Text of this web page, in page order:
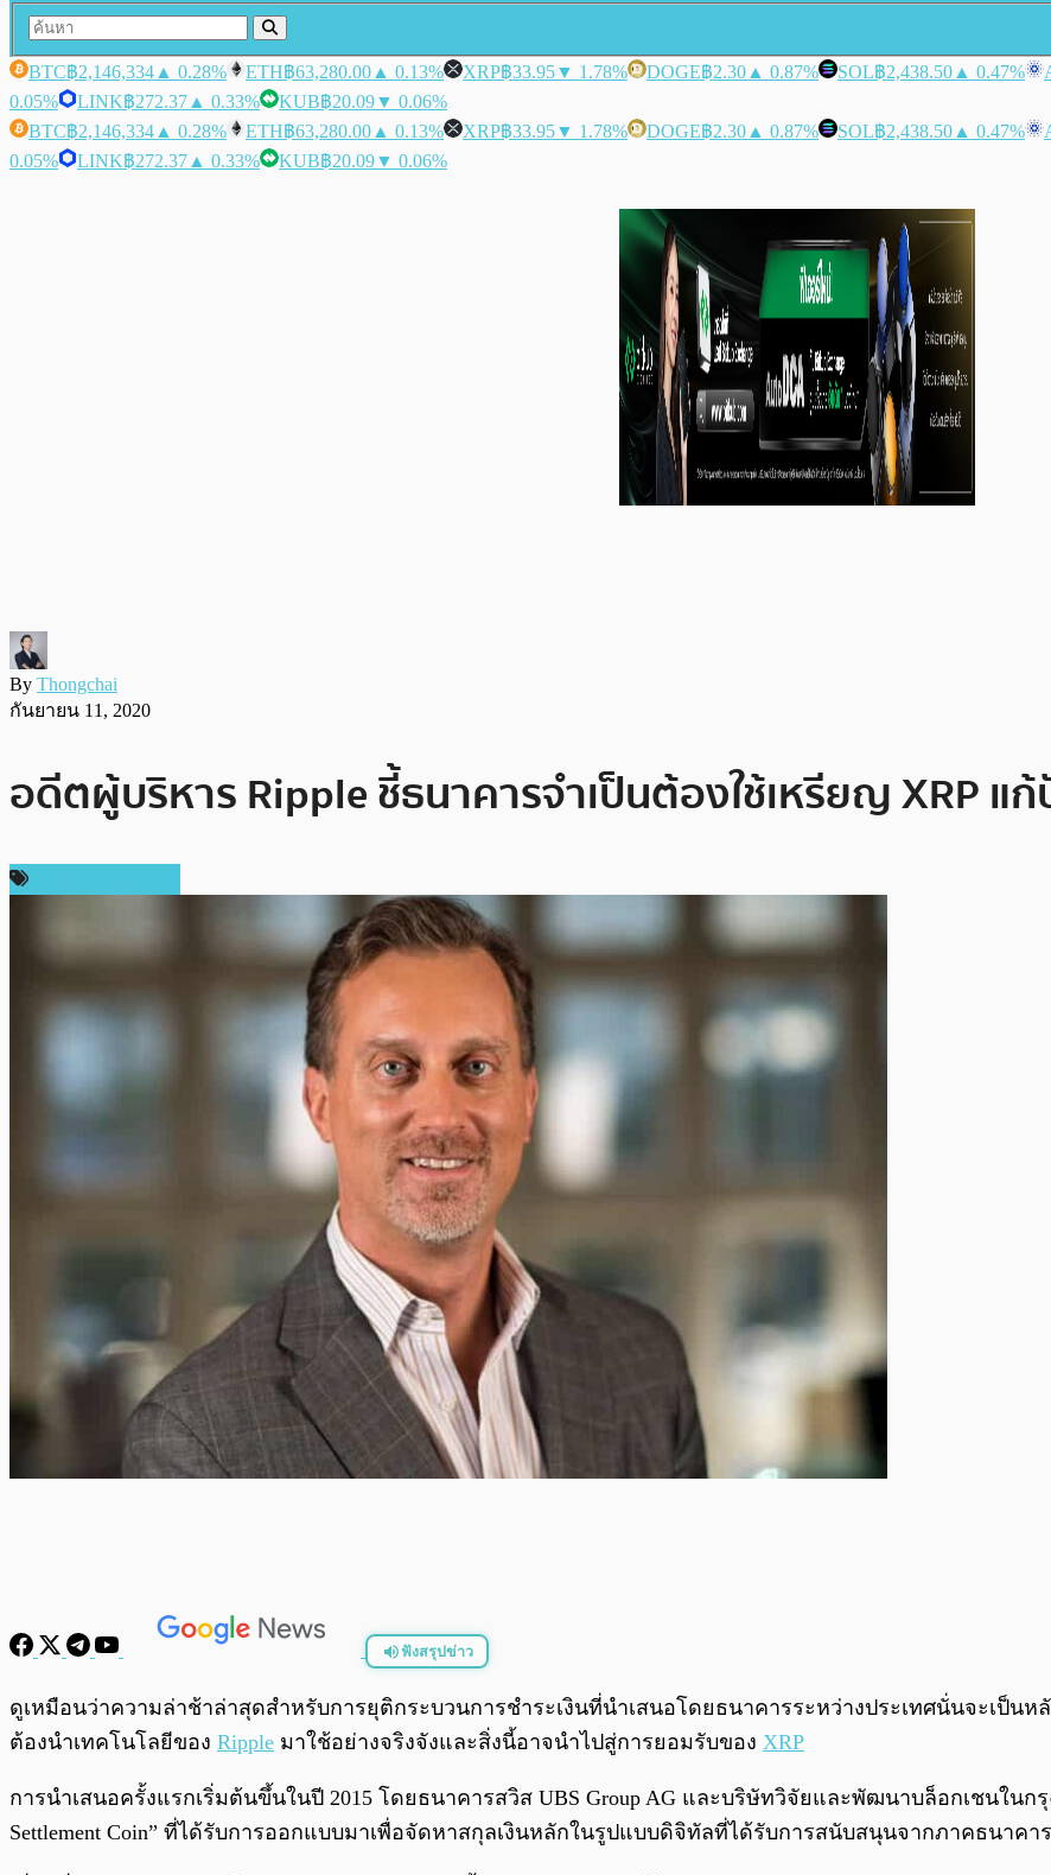
BTC฿2,146,334 ▲ 0.28% ETH฿63,280.00 ▲ 0.13% XRP฿33.95▼ 1.78% DOGE฿2.30 ▲ 0.87% SOL฿2,438.50 ▲ 0.47%
0.05%
LINK฿272.37 ▲ 0.33% KUB฿20.09▼ 0.06%
BTC฿2,146,334 ▲ 0.28% ETH฿63,280.00 ▲ 0.13% XRP฿33.95▼ 1.78% DOGE฿2.30 ▲ 0.87% SOL฿2,438.50 ▲ 0.47%
0.05%
LINK฿272.37 ▲ 0.33% KUB฿20.09▼ 0.06%
By Thongchai
กันยายน 11, 2020
อดีตผู้บริหาร Ripple ชี้ธนาคารจำเป็นต้องใช้เหรียญ XRP แ
ฟังสรุปข่าว
พร้อมเล่น
ดูเหมือนว่าความล่าช้าล่าสุดสำหรับการยุติกระบวนการชำระเงินที่นำเสนอโดยธนาคารระหว่างประเทศนั่นจะเป็น
ต้องนำเทคโนโลยีของ Ripple มาใช้อย่างจริงจังและสิ่งนี้อาจนำไปสู่การยอมรับของ XRP
การนำเสนอครั้งแรกเริ่มต้นขึ้นในปี 2015 โดยธนาคารสวิส UBS Group AG และบริษัทวิจัยและพัฒนาบล็อกเชนในกรุ
Settlement Coin” ที่ได้รับการออกแบบมาเพื่อจัดหาสกุลเงินหลักในรูปแบบดิจิทัลที่ได้รับการสนับสนุนจากภาคธนาคาร